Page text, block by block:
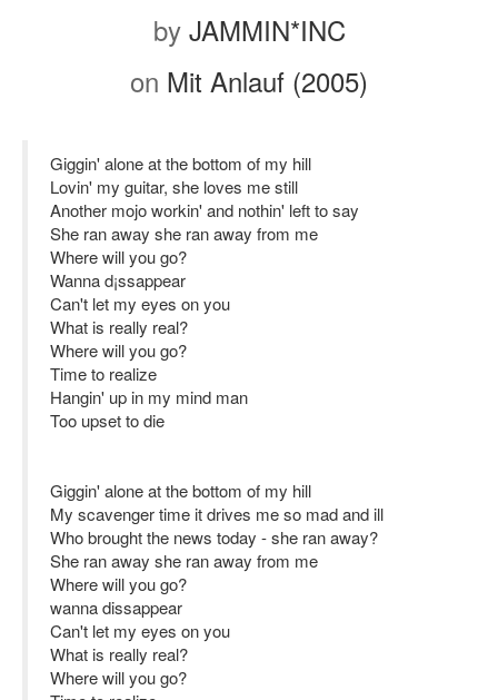
by JAMMIN*INC
on Mit Anlauf (2005)
Giggin' alone at the bottom of my hill
Lovin' my guitar, she loves me still
Another mojo workin' and nothin' left to say
She ran away she ran away from me
Where will you go?
Wanna d¡ssappear
Can't let my eyes on you
What is really real?
Where will you go?
Time to realize
Hangin' up in my mind man
Too upset to die
Giggin' alone at the bottom of my hill
My scavenger time it drives me so mad and ill
Who brought the news today - she ran away?
She ran away she ran away from me
Where will you go?
wanna dissappear
Can't let my eyes on you
What is really real?
Where will you go?